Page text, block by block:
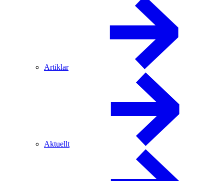
Artiklar
Aktuellt